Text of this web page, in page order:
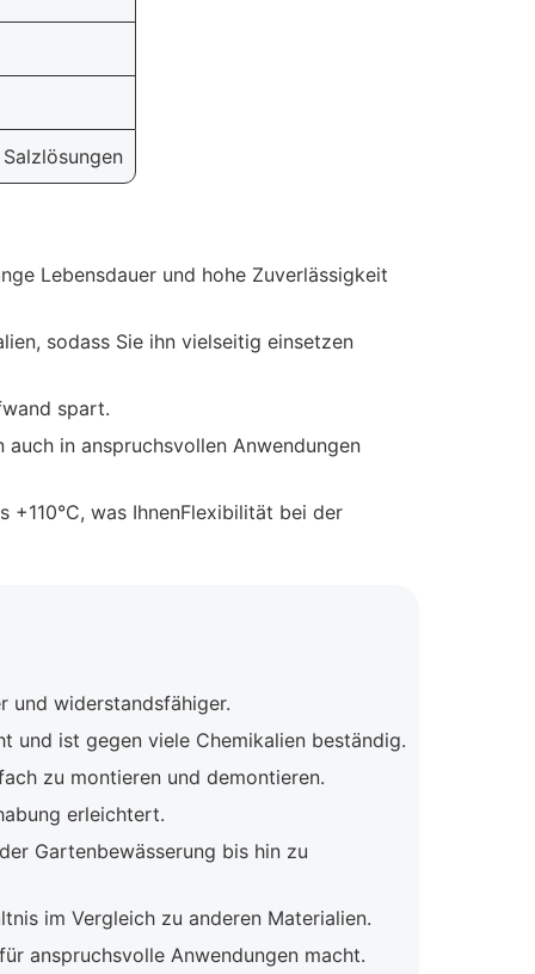
Lebensdauer und hohe Zuverlässigkeit
sodass Sie ihn vielseitig einsetzen
spart.
in anspruchsvollen Anwendungen
was IhnenFlexibilität bei der
und widerstandsfähiger.
und ist gegen viele Chemikalien beständig.
zu montieren und demontieren.
erleichtert.
Gartenbewässerung bis hin zu
im Vergleich zu anderen Materialien.
anspruchsvolle Anwendungen macht.